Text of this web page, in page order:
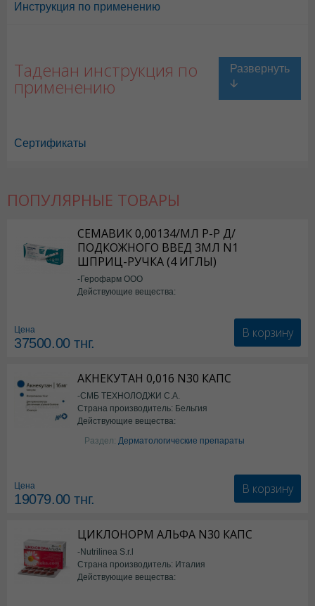
Инструкция по применению
Таденан инструкция по
применению
Таденан в Астане, Таденан в Уральске
Сертификаты
ПОПУЛЯРНЫЕ ТОВАРЫ
СЕМАВИК 0,00134/МЛ Р-Р Д/
ПОДКОЖНОГО ВВЕД 3МЛ N1
ШПРИЦ-РУЧКА (4 ИГЛЫ)
-Герофарм ООО
Действующие вещества:
Цена
37500.00тнг.
В корзину
АКНЕКУТАН 0,016 N30 КАПС
-СМБ ТЕХНОЛОДЖИ С.А.
Страна производитель: Бельгия
Действующие вещества:
Изотретиноин
Раздел: Дерматологические препараты
Цена
19079.00тнг.
В корзину
ЦИКЛОНОРМ АЛЬФА N30 КАПС
-Nutrilinea S.r.l
Страна производитель: Италия
Действующие вещества: